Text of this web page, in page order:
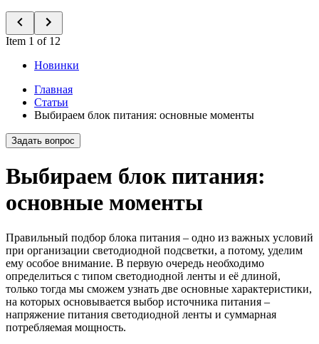
Item 1 of 12
Новинки
Главная
Статьи
Выбираем блок питания: основные моменты
Задать вопрос
Выбираем блок питания:
основные моменты
Правильный подбор блока питания – одно из важных условий
при организации светодиодной подсветки, а потому, уделим
ему особое внимание. В первую очередь необходимо
определиться с типом светодиодной ленты и её длиной,
только тогда мы сможем узнать две основные характеристики,
на которых основывается выбор источника питания –
напряжение питания светодиодной ленты и суммарная
потребляемая мощность.